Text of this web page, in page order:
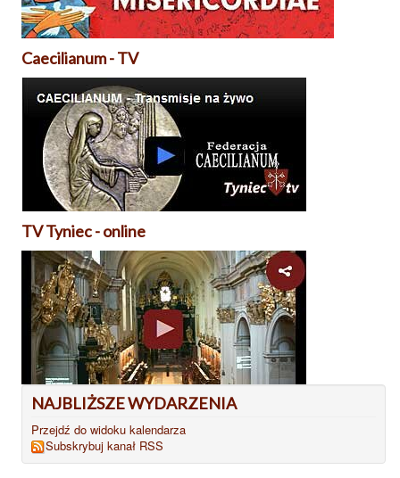
Caecilianum - TV
TV Tyniec - online
NAJBLIŻSZE WYDARZENIA
Przejdź do widoku kalendarza
Subskrybuj kanał RSS